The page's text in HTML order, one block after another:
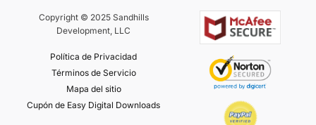
Copyright © 2025 Sandhills
Development, LLC
Política de Privacidad
Términos de Servicio
Mapa del sitio
Cupón de Easy Digital Downloads